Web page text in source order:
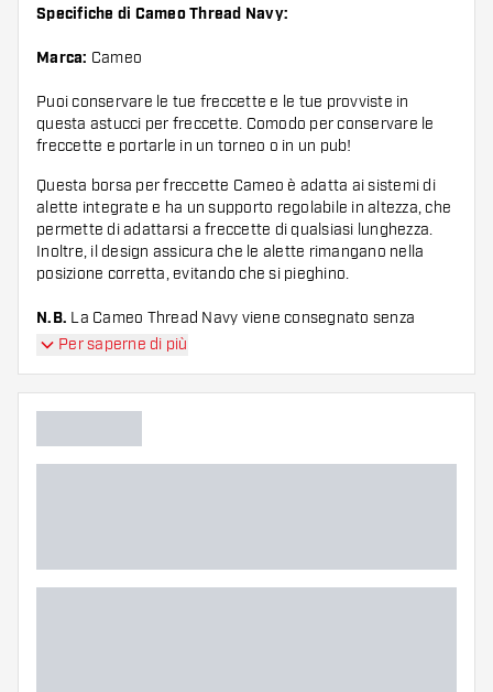
Specifiche di Cameo Thread Navy:
Marca: Cameo
Puoi conservare le tue freccette e le tue provviste in
questa astucci per freccette. Comodo per conservare le
freccette e portarle in un torneo o in un pub!
Questa borsa per freccette Cameo è adatta ai sistemi di
alette integrate e ha un supporto regolabile in altezza, che
permette di adattarsi a freccette di qualsiasi lunghezza.
Inoltre, il design assicura che le alette rimangano nella
posizione corretta, evitando che si pieghino.
N.B. La Cameo Thread Navy viene consegnato senza
accessori.
Per saperne di più